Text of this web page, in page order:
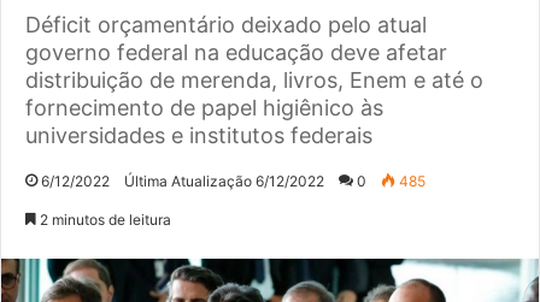
Déficit orçamentário deixado pelo atual
governo federal na educação deve afetar
distribuição de merenda, livros, Enem e até o
fornecimento de papel higiênico às
universidades e institutos federais
6/12/2022 Última Atualização 6/12/2022 0 485
2 minutos de leitura